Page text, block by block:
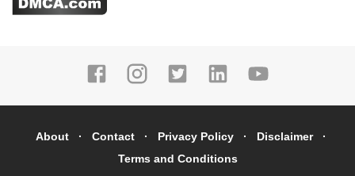
About Contact Privacy Policy
Disclaimer
Terms and Conditions